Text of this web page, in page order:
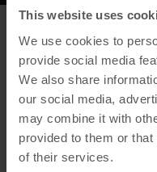
This website uses
We use cookies to
provide social media
We also share
our social media,
may combine it with
provided to them or
of their services.
Beschreibung
Allgemein
Produktname
GTIN